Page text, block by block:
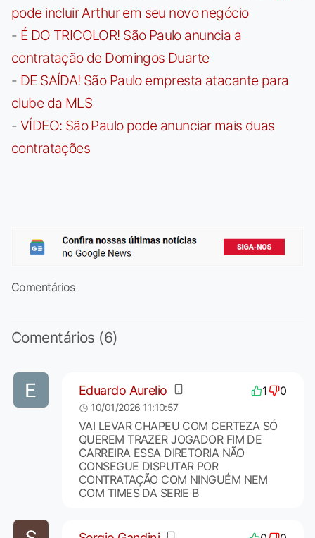
pode incluir Arthur em seu novo negócio
- É DO TRICOLOR! São Paulo anuncia a
contratação de Domingos Duarte
- DE SAÍDA! São Paulo empresta atacante para
clube da MLS
- VÍDEO: São Paulo pode anunciar mais duas
contratações
Comentários
Comentários (6)
Eduardo Aurelio 1 0
10/01/2026 11:10:57
VAI LEVAR CHAPEU COM CERTEZA SÓ
QUEREM TRAZER JOGADOR FIM DE
CARREIRA ESSA DIRETORIA NÃO
CONSEGUE DISPUTAR POR
CONTRATAÇÃO COM NINGUÉM NEM
COM TIMES DA SERIE B